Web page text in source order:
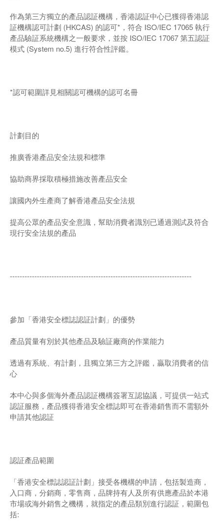
作為第三方獨立的產品認証機構，香港認証中心已獲得香港認
証機構認可計劃 (HKCAS) 的認可*，符合 ISO/IEC 17065 執行
產品驗証系統機構之一般要求，並按 ISO/IEC 17067 第五認証
模式 (System no.5) 進行符合性評鑑。
*認可範圍詳見相關認可機構的認可名冊
計劃目的
推廣香港產品安全法規和標準
協助商界採取積極措施改善產品安全
讓國內外生產商了解香港產品安全法規
提高公眾的產品安全意識，幫助消費者識別已通過測試及符合
現行安全法規的產品
--------------------------------------------------------------------------
參加「香港安全標誌認証計劃」的優勢
產品質量有別於其他產品及驗証廠商的作業能力
透過有系統、有計劃，且獨立第三方之評鑑，贏取消費者的信
心
本中心與多個海外產品認証機構簽署互認協議，可提供一站式
認証服務，產品獲得香港安全標誌即可在香港銷售而不需額外
申請其他認証
認証產品範圍
「香港安全標誌認証計劃」接受各機構的申請，包括製造商，
入口商，分銷商，零售商，品牌持有人及所有供應產品於本港
市場或海外銷售之機構，就指定的產品類別進行認証，範圍包
括: